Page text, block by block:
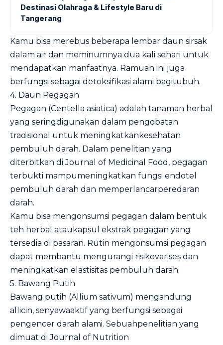
Destinasi Olahraga & Lifestyle Baru di
Tangerang
Kamu bisa merebus beberapa lembar daun sirsak
dalam air dan meminumnya dua kali sehari untuk
mendapatkan manfaatnya. Ramuan ini juga
berfungsi sebagai detoksifikasi alami bagitubuh.
4. Daun Pegagan
Pegagan (Centella asiatica) adalah tanaman herbal
yang seringdigunakan dalam pengobatan
tradisional untuk meningkatkankesehatan
pembuluh darah. Dalam penelitian yang
diterbitkan diJournal of Medicinal Food , pegagan
terbukti mampumeningkatkan fungsi endotel
pembuluh darah dan memperlancarperedaran
darah.
Kamu bisa mengonsumsi pegagan dalam bentuk
teh herbal ataukapsul ekstrak pegagan yang
tersedia di pasaran. Rutin mengonsumsi pegagan
dapat membantu mengurangi risikovarises dan
meningkatkan elastisitas pembuluh darah.
5. Bawang Putih
Bawang putih (Allium sativum) mengandung
allicin, senyawaaktif yang berfungsi sebagai
pengencer darah alami. Sebuahpenelitian yang
dimuat diJournal of Nutrition